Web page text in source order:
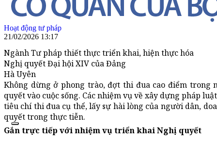
Hoạt động tư pháp
21/02/2026 13:17
Ngành Tư pháp thiết thực triển khai, hiện thực hóa
Nghị quyết Đại hội XIV của Đảng
Hà Uyên
Không dừng ở phong trào, đợt thi đua cao điểm
quyết vào cuộc sống. Các nhiệm vụ về xây dựng pháp
tiêu chí thi đua cụ thể, lấy sự hài lòng của người dân,
quyết trong thực tiễn.
Gắn trực tiếp với nhiệm vụ triển khai Nghị quyết